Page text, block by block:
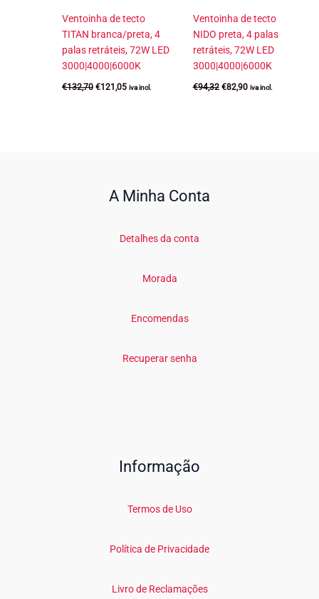
Ventoinha de tecto
TITAN branca/preta, 4
palas retráteis, 72W LED
3000|4000|6000K
€132,70 O
€121,05Oiva incl.
Ventoinha de tecto
NIDO preta, 4 palas
retráteis, 72W LED
3000|4000|6000K
€94,32 O
€82,90Oiva incl.
A Minha Conta
Detalhes da conta
Morada
Encomendas
Recuperar senha
Informação
Termos de Uso
Política de Privacidade
Livro de Reclamações